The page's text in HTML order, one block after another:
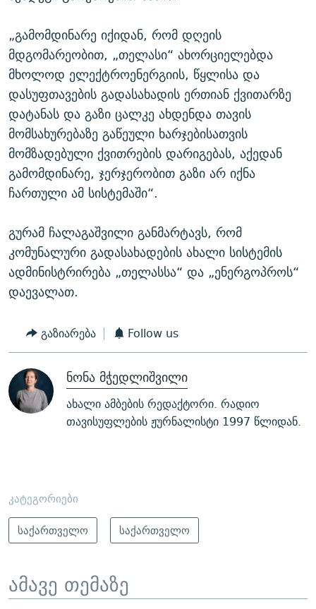
„გამომდინარე იქიდან, რომ დღეის
მდგომარეობით, „თელასი“ ახორციელებდა
მხოლოდ ელექტროენერგიის, წყლისა და
დასუფთავების გადასახადის ერთიან ქვითარზე
დატანას და გაზი ცალკე ახდენდა თავის
მომსახურებაზე გაწეული ხარჯებისათვის
მომზადებული ქვითრების დარიგებას, აქედან
გამომდინარე, ჯერჯერობით გაზი არ იქნა
ჩართული ამ სისტემაში“.
გურამ ჩალაგაშვილი განმარტავს, რომ
კომუნალური გადასახადების ახალი სისტემის
ადმინისტრირება „თელასსა“ და „ენერგოპროს“
დაევალათ.
გაზიარება Follow us
ნონა მჭედლიშვილი
ახალი ამბების რედაქტორი. რადიო
თავისუფლების ჟურნალისტი 1997 წლიდან.
კატეგორიები
საქართველო
საქართველო
ამავე თემაზე